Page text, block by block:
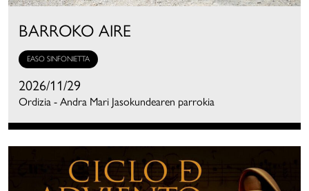
BARROKO AIRE
EASO SINFONIETTA
2026/11/29
Ordizia - Andra Mari Jasokundearen parrokia